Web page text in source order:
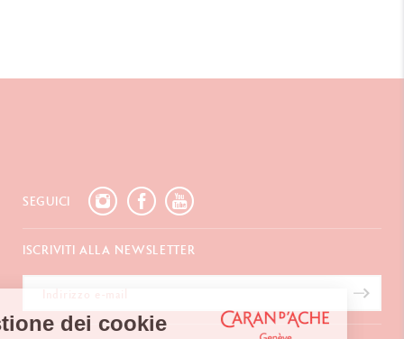
Gestione dei cookie
SEGUICI
ISCRIVITI ALLA NEWSLETTER